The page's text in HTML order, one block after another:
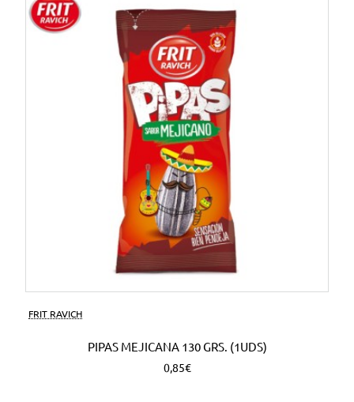
FRIT RAVICH
PIPAS MEJICANA 130 GRS. (1UDS)
0,85€